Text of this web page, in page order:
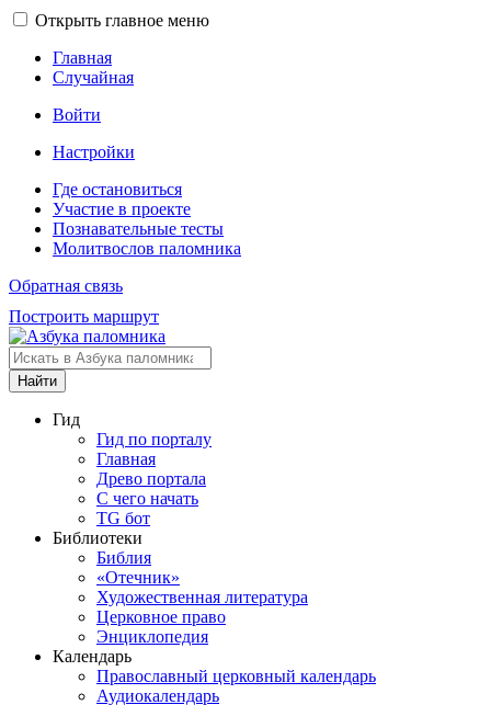
Открыть главное меню
Главная
Случайная
Войти
Настройки
Где остановиться
Участие в проекте
Познавательные тесты
Молитвослов паломника
Обратная связь
Построить маршрут
Найти
Гид
Гид по порталу
Главная
Древо портала
С чего начать
TG бот
Библиотеки
Библия
«Отечник»
Художественная литература
Церковное право
Энциклопедия
Календарь
Православный церковный календарь
Аудиокалендарь